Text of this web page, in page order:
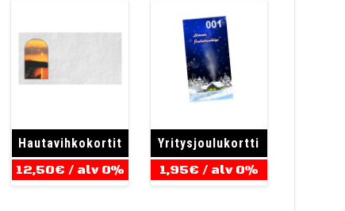
Hautavihkokortit
12,50€ / alv 0%
Yritysjoulukortti
1,95€ / alv 0%